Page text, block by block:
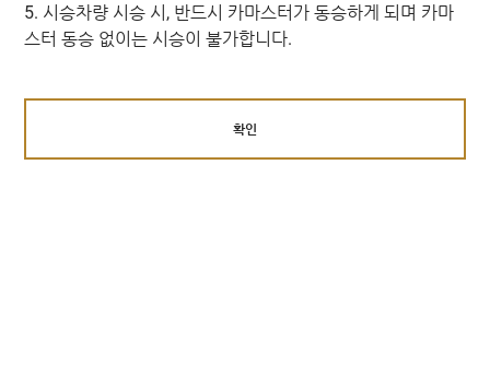
5. 시승차량 시승 시, 반드시 카마스터가 동승하게 되며 카마
스터 동승 없이는 시승이 불가합니다.
확인